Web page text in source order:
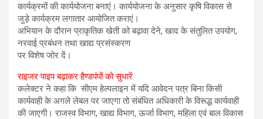
कार्यक्रमों की कार्ययोजना बनाएं। कार्ययोजना के अनुसार कृषि विकास से
जुड़े कार्यक्रम लगातार आयोजित कराएं।
अभियान के दौरान प्राकृतिक खेती को बढ़ावा देने, खाद के संतुलित उपयोग,
नरवाई प्रबंधन तथा खाद्य प्रसंस्करण
पर विशेष जोर दें।
राइजर पाइप बढ़ाकर हैण्डपंपों को सुधारें
कलेक्टर ने कहा कि सीएम हेल्पलाइन में यदि आवेदन पत्र बिना किसी
कार्यवाही के अगले लेबल पर जाएगा तो संबंधित अधिकारी के विरूद्ध कार्यवाही
की जाएगी। राजस्व विभाग, खाद्य विभाग, ऊर्जा विभाग, महिला एवं बाल विकास